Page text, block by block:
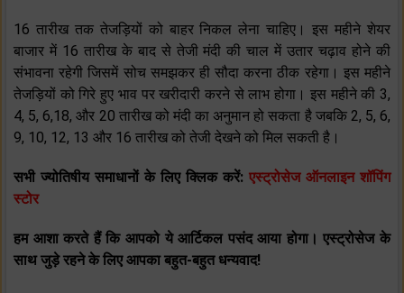
16 तारीख तक तेजड़ियों को बाहर निकल लेना चाहिए। इस महीने शेयर
बाजार में 16 तारीख के बाद से तेजी मंदी की चाल में उतार चढ़ाव होने की
संभावना रहेगी जिसमें सोच समझकर ही सौदा करना ठीक रहेगा। इस महीने
तेजड़ियों को गिरे हुए भाव पर खरीदारी करने से लाभ होगा। इस महीने की 3,
4, 5, 6,18, और 20 तारीख को मंदी का अनुमान हो सकता है जबकि 2, 5, 6,
9, 10, 12, 13 और 16 तारीख को तेजी देखने को मिल सकती है।
सभी ज्योतिषीय समाधानों के लिए क्लिक करें: एस्ट्रोसेज ऑनलाइन शॉपिंग
स्टोर
हम आशा करते हैं कि आपको ये आर्टिकल पसंद आया होगा। एस्ट्रोसेज के
साथ जुड़े रहने के लिए आपका बहुत-बहुत धन्यवाद!